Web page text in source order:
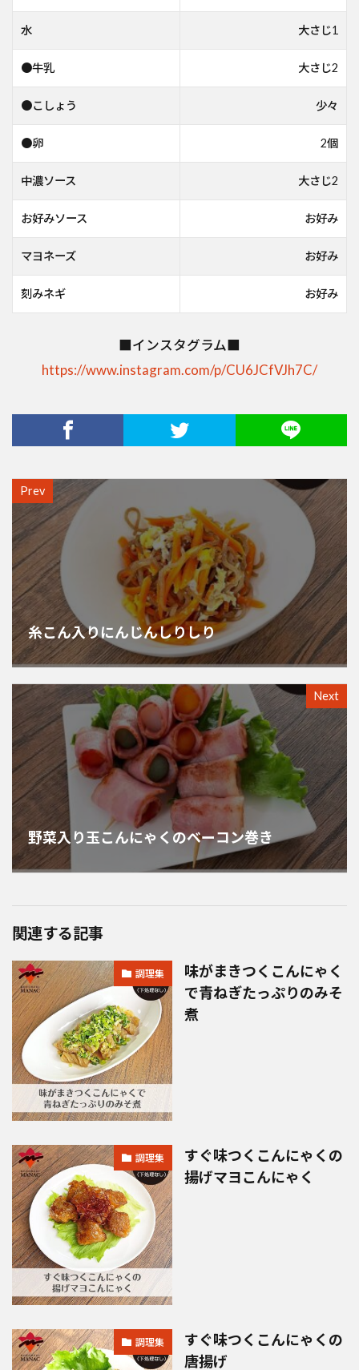
水 大さじ1
●牛乳 大さじ2
●こしょう 少々
●卵 2個
中濃ソース 大さじ2
お好みソース お好み
マヨネーズ お好み
刻みネギ お好み
■インスタグラム■
https://www.instagram.com/p/CU6JCfVJh7C/
Prev
糸こん入りにんじんしりしり
Next
野菜入り玉こんにゃくのベーコン巻き
関連する記事
調理集
味がまきつくこんにゃく
で青ねぎたっぷりのみそ
煮
調理集
すぐ味つくこんにゃくの
揚げマヨこんにゃく
調理集
すぐ味つくこんにゃくの
唐揚げ